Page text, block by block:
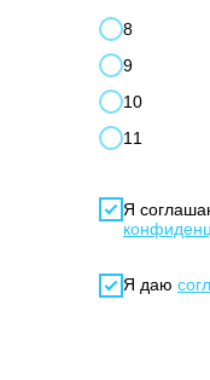
8
9
10
11
Я
Я даю